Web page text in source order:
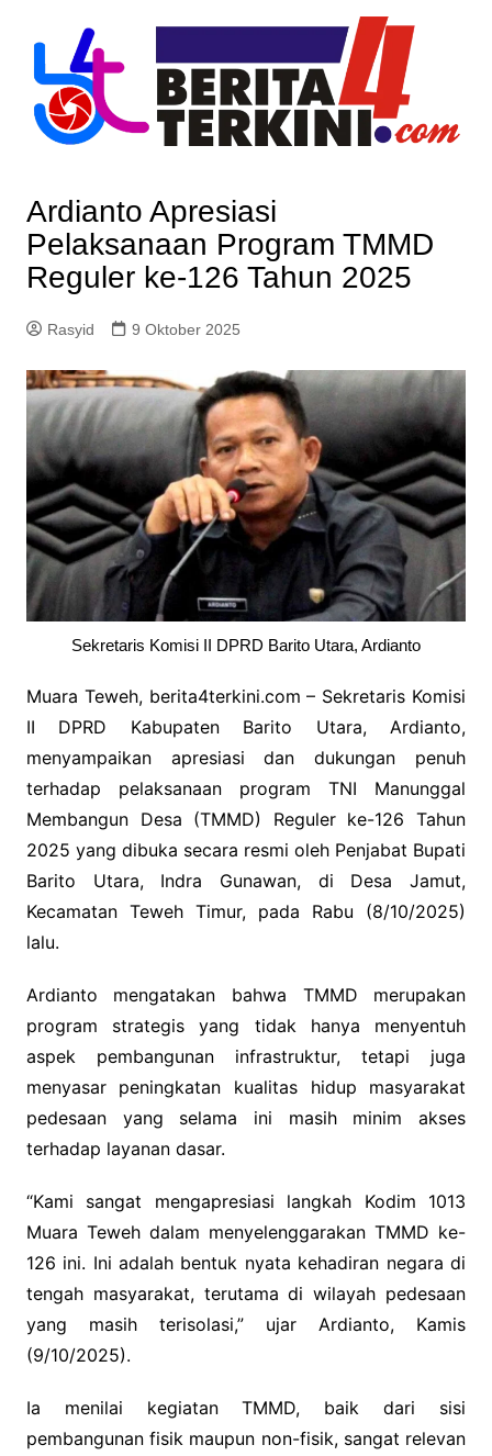
content
Ardianto Apresiasi
Pelaksanaan Program TMMD
Reguler ke-126 Tahun 2025
Rasyid 9 Oktober 2025
Sekretaris Komisi II DPRD Barito Utara, Ardianto
Muara Teweh, berita4terkini.com – Sekretaris Komisi
II DPRD Kabupaten Barito Utara, Ardianto,
menyampaikan apresiasi dan dukungan penuh
terhadap pelaksanaan program TNI Manunggal
Membangun Desa (TMMD) Reguler ke-126 Tahun
2025 yang dibuka secara resmi oleh Penjabat Bupati
Barito Utara, Indra Gunawan, di Desa Jamut,
Kecamatan Teweh Timur, pada Rabu (8/10/2025)
lalu.
Ardianto mengatakan bahwa TMMD merupakan
program strategis yang tidak hanya menyentuh
aspek pembangunan infrastruktur, tetapi juga
menyasar peningkatan kualitas hidup masyarakat
pedesaan yang selama ini masih minim akses
terhadap layanan dasar.
“Kami sangat mengapresiasi langkah Kodim 1013
Muara Teweh dalam menyelenggarakan TMMD ke-
126 ini. Ini adalah bentuk nyata kehadiran negara di
tengah masyarakat, terutama di wilayah pedesaan
yang masih terisolasi,” ujar Ardianto, Kamis
(9/10/2025).
Ia menilai kegiatan TMMD, baik dari sisi
pembangunan fisik maupun non-fisik, sangat relevan